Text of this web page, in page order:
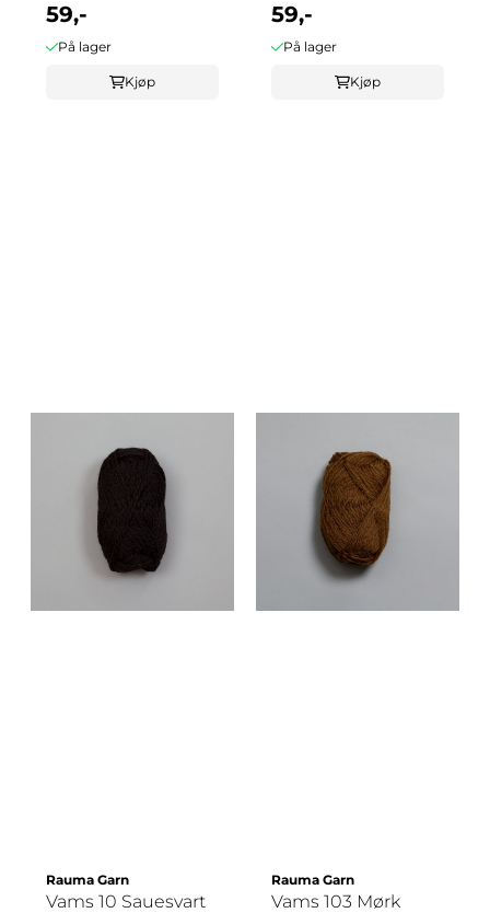
59,-
På lager
Kjøp
59,-
På lager
Kjøp
Rauma Garn
Vams 10 Sauesvart
Rauma Garn
Vams 103 Mørk